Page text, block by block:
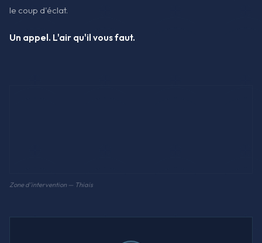
le coup d'éclat.
Un appel. L'air qu'il vous faut.
Zone d'intervention — Thiais